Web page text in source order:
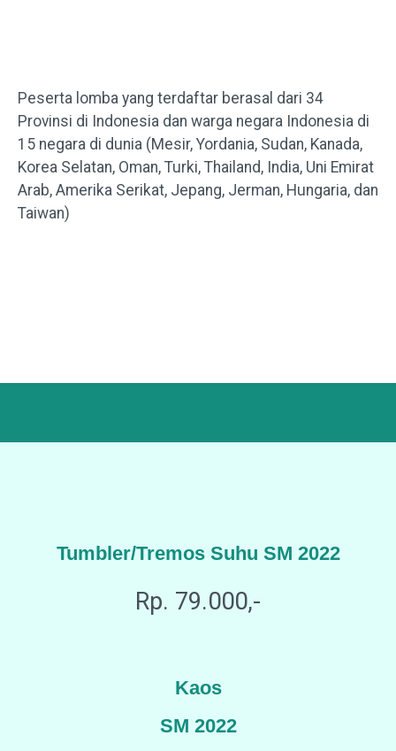
Peserta lomba yang terdaftar berasal dari 34
Provinsi di Indonesia dan warga negara Indonesia di
15 negara di dunia (Mesir, Yordania, Sudan, Kanada,
Korea Selatan, Oman, Turki, Thailand, India, Uni Emirat
Arab, Amerika Serikat, Jepang, Jerman, Hungaria, dan
Taiwan)
Tumbler/Tremos Suhu SM 2022
Rp. 79.000,-
Kaos
SM 2022